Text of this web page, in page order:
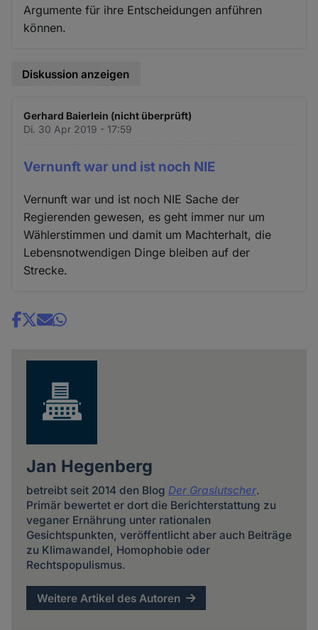
Argumente für ihre Entscheidungen anführen
können.
Diskussion anzeigen
Gerhard Baierlein (nicht überprüft)
Di. 30 Apr 2019 - 17:59
Vernunft war und ist noch NIE
Vernunft war und ist noch NIE Sache der
Regierenden gewesen, es geht immer nur um
Wählerstimmen und damit um Machterhalt, die
Lebensnotwendigen Dinge bleiben auf der
Strecke.
Share
Jan Hegenberg
betreibt seit 2014 den Blog Der Graslutscher.
Primär bewertet er dort die Berichterstattung zu
veganer Ernährung unter rationalen
Gesichtspunkten, veröffentlicht aber auch Beiträge
zu Klimawandel, Homophobie oder
Rechtspopulismus.
Weitere Artikel des Autoren